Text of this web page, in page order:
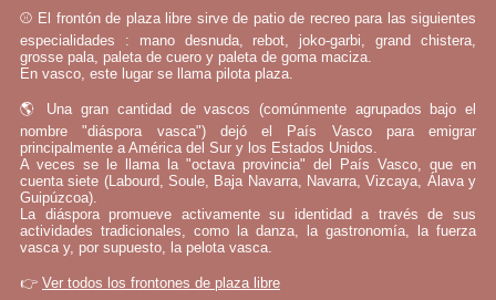
⚾ El frontón de plaza libre sirve de patio de recreo para las siguientes
especialidades : mano desnuda, rebot, joko-garbi, grand chistera,
grosse pala, paleta de cuero y paleta de goma maciza.
En vasco, este lugar se llama pilota plaza.
🌎 Una gran cantidad de vascos (comúnmente agrupados bajo el
nombre "diáspora vasca") dejó el País Vasco para emigrar
principalmente a América del Sur y los Estados Unidos.
A veces se le llama la "octava provincia" del País Vasco, que en
cuenta siete (Labourd, Soule, Baja Navarra, Navarra, Vizcaya, Álava y
Guipúzcoa).
La diáspora promueve activamente su identidad a través de sus
actividades tradicionales, como la danza, la gastronomía, la fuerza
vasca y, por supuesto, la pelota vasca.
👉 Ver todos los frontones de plaza libre